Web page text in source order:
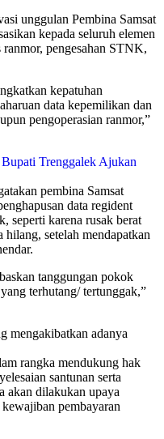
unggulan Pembina Samsat
kepada seluruh elemen
ranmor, pengesahan STNK,
kepatuhan
data kepemilikan dan
pengoperasian ranmor,”
Trenggalek Ajukan
pembina Samsat
data regident
seperti karena rusak berat
hilang, setelah mendapatkan
tanggungan pokok
terhutang/ tertunggak,”
mengakibatkan adanya
rangka mendukung hak
santunan serta
akan dilakukan upaya
pembayaran